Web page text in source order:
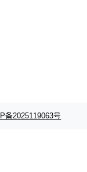
备2025119063号